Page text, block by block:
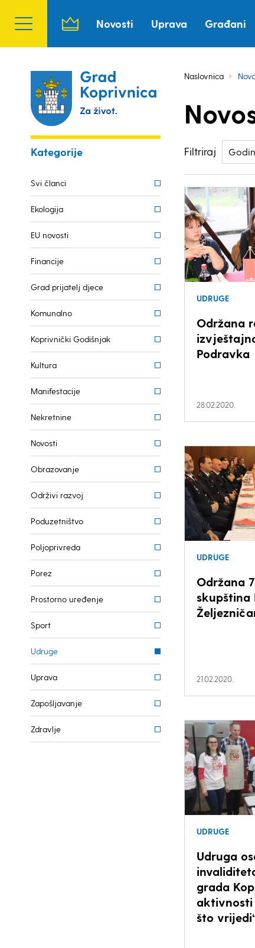
Novosti Uprava Građani
Kategorije
Svi članci
Ekologija
EU novosti
Financije
Grad prijatelj djece
Komunalno
Koprivnički Godišnjak
Kultura
Manifestacije
Nekretnine
Novosti
Obrazovanje
Održivi razvoj
Poduzetništvo
Poljoprivreda
Porez
Prostorno uređenje
Sport
Udruge
Uprava
Zapošljavanje
Zdravlje
Naslovnica
Filtriraj
UDRUGE
Održana
Podravka
28.02.2020.
UDRUGE
Održana
skupština
21.02.2020.
UDRUGE
Udruga
grada
aktivnosti
što